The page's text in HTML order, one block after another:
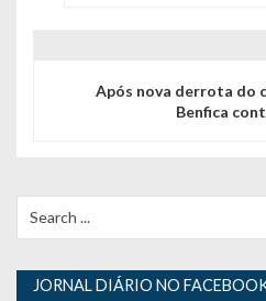
ã
o
d
Após nova derrota do
Benfica
for:
JORNAL DIÁRIO NO